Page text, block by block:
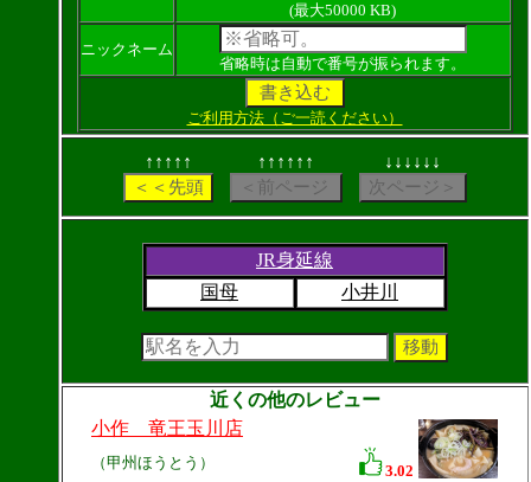
(最大50000 KB)
ニックネーム
省略時は自動で番号が振られます。
ご利用方法（ご一読ください）
↑↑↑↑↑ ↑↑↑↑↑↑ ↓↓↓↓↓↓
JR身延線
国母
小井川
近くの他のレビュー
小作 竜王玉川店
（甲州ほうとう） 3.02